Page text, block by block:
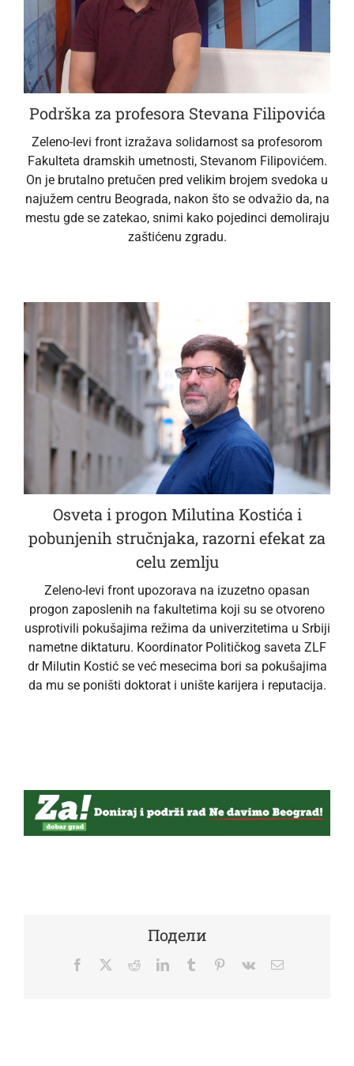
Podrška za profesora Stevana Filipovića
Zeleno-levi front izražava solidarnost sa profesorom
Fakulteta dramskih umetnosti, Stevanom Filipovićem.
On je brutalno pretučen pred velikim brojem svedoka u
najužem centru Beograda, nakon što se odvažio da, na
mestu gde se zatekao, snimi kako pojedinci demoliraju
zaštićenu zgradu.
Osveta i progon Milutina Kostića i
pobunjenih stručnjaka, razorni efekat za
celu zemlju
Zeleno-levi front upozorava na izuzetno opasan
progon zaposlenih na fakultetima koji su se otvoreno
usprotivili pokušajima režima da univerzitetima u Srbiji
nametne diktaturu. Koordinator Političkog saveta ZLF
dr Milutin Kostić se već mesecima bori sa pokušajima
da mu se poništi doktorat i unište karijera i reputacija.
Подели
Facebook
TwitterRedditLinkedInTumblr Pinterest
Vk Email